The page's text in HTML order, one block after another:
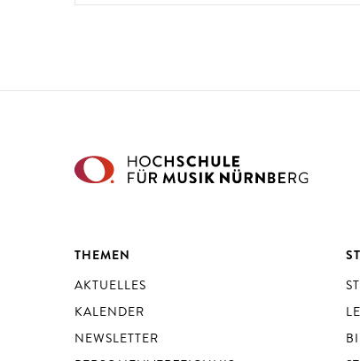
THEMEN
AKTUELLES
KALENDER
NEWSLETTER